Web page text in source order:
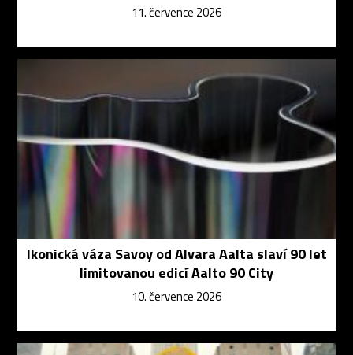
11. července 2026
Ikonická váza Savoy od Alvara Aalta slaví 90 let
limitovanou edicí Aalto 90 City
10. července 2026